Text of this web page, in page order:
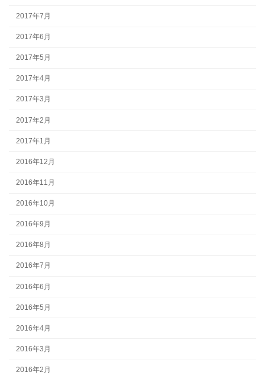
2017年7月
2017年6月
2017年5月
2017年4月
2017年3月
2017年2月
2017年1月
2016年12月
2016年11月
2016年10月
2016年9月
2016年8月
2016年7月
2016年6月
2016年5月
2016年4月
2016年3月
2016年2月